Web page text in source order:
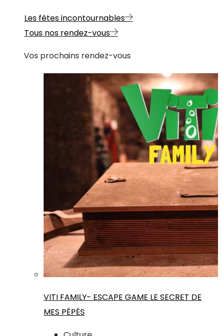
Les fêtes incontournables
Tous nos rendez-vous
Vos prochains rendez-vous
VITI FAMILY- ESCAPE GAME LE SECRET DE
MES PÉPÉS